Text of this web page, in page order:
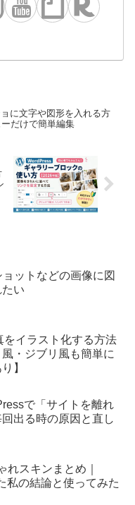
に文字や図形を入れる方
だけで簡単編集
ットなどの画像に図
い
をイラスト化する方法
風・ジブリ風も簡単に
】
で「サイトを離れ
出る時の原因と直し
れスキンまとめ｜
私の結論と使ってみた